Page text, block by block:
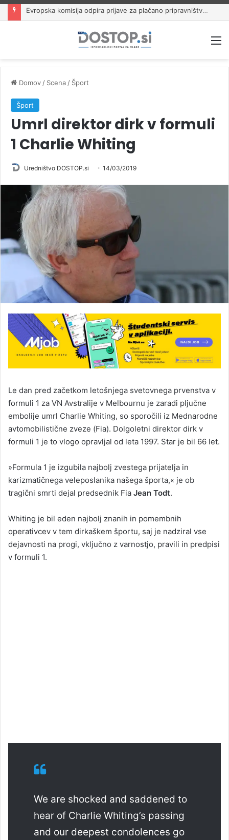
Evropska komisija odpira prijave za plačano pripravništvo Blue Book
Domov / Scena / Šport
Šport
Umrl direktor dirk v formuli
1 Charlie Whiting
Uredništvo DOSTOP.si 14/03/2019
Le dan pred začetkom letošnjega svetovnega prvenstva v
formuli 1 za VN Avstralije v Melbournu je zaradi pljučne
embolije umrl Charlie Whiting, so sporočili iz Mednarodne
avtomobilistične zveze (Fia). Dolgoletni direktor dirk v
formuli 1 je to vlogo opravljal od leta 1997. Star je bil 66 let.
»Formula 1 je izgubila najbolj zvestega prijatelja in
karizmatičnega veleposlanika našega športa,« je ob
tragični smrti dejal predsednik Fia Jean Todt.
Whiting je bil eden najbolj znanih in pomembnih
operativcev v tem dirkaškem športu, saj je nadziral vse
dejavnosti na progi, vključno z varnostjo, pravili in predpisi
v formuli 1.
We are shocked and saddened to
hear of Charlie Whiting’s passing
and our deepest condolences go